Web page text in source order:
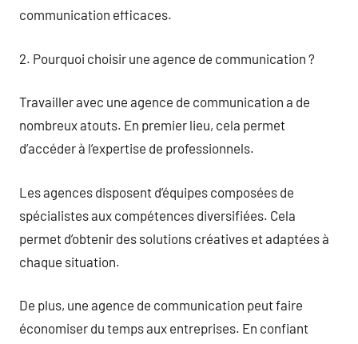
communication efficaces.
2. Pourquoi choisir une agence de communication ?
Travailler avec une agence de communication a de
nombreux atouts. En premier lieu, cela permet
d’accéder à l’expertise de professionnels.
Les agences disposent d’équipes composées de
spécialistes aux compétences diversifiées. Cela
permet d’obtenir des solutions créatives et adaptées à
chaque situation.
De plus, une agence de communication peut faire
économiser du temps aux entreprises. En confiant